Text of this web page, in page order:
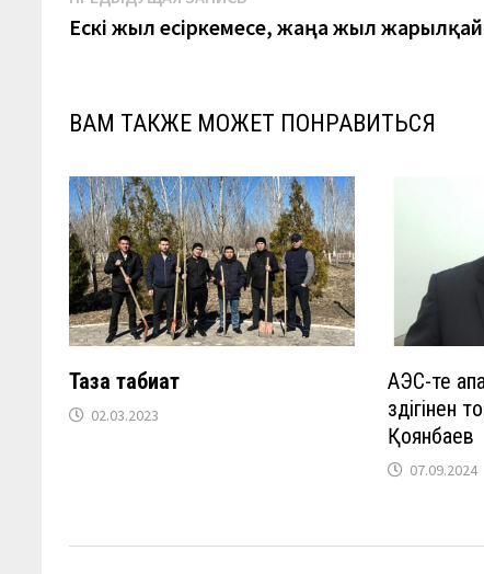
по
запись:
Ескі жыл есіркемесе, жаңа жыл
ВАМ ТАКЖЕ МОЖЕТ ПОНРАВИТЬСЯ
Таза табиғат
02.03.2023
АЭС-те
өздігінен
Қоянбаев
07.09.2024